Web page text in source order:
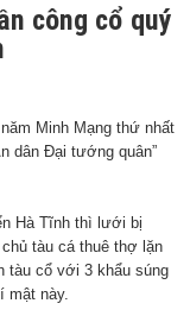
công cổ quý
Minh Mạng thứ nhất
dân Đại tướng quân”
Hà Tĩnh thì lưới bị
tàu cá thuê thợ lặn
tàu cổ với 3 khẩu súng
mật này.